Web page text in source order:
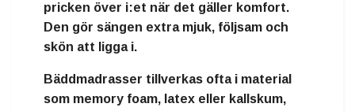
pricken över i:et när det gäller komfort.
Den gör sängen extra mjuk, följsam och
skön att ligga i.
Bäddmadrasser tillverkas ofta i material
som memory foam, latex eller kallskum,